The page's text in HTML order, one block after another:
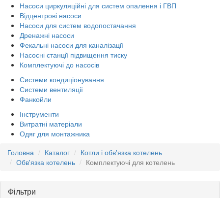
Насоси циркуляційні для систем опалення і ГВП
Відцентрові насоси
Насоси для систем водопостачання
Дренажні насоси
Фекальні насоси для каналізації
Насосні станції підвищення тиску
Комплектуючі до насосів
Системи кондиціонування
Системи вентиляції
Фанкойли
Інструменти
Витратні матеріали
Одяг для монтажника
Головна
Каталог
Котли і обв'язка котелень
Обв'язка котелень
Комплектуючі для котелень
Фільтри